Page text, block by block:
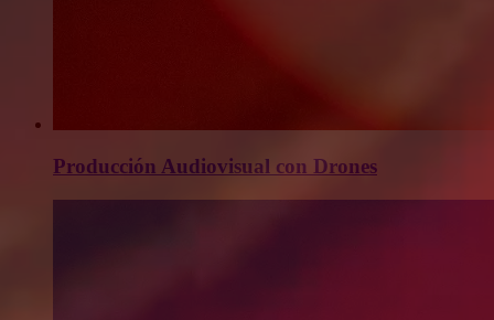
Producción Audiovisual con Drones